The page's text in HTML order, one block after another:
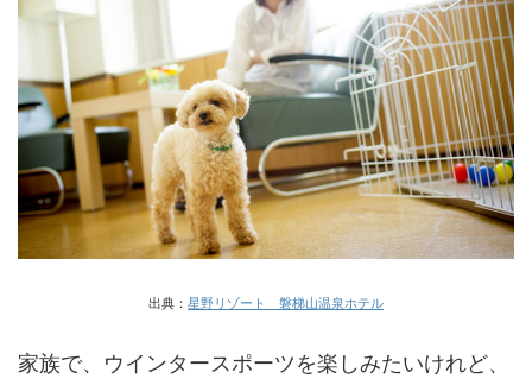
出典： 星野リゾート 磐梯山温泉ホテル
家族で、ウインタースポーツを楽しみたいけれど、